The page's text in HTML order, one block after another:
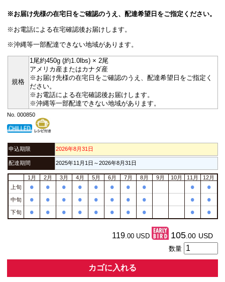
※お届け先様の在宅日をご確認のうえ、配達希望日をご指定ください。
※お電話による在宅確認後お届けします。
※沖縄等一部配達できない地域があります。
規格
1尾約450g (約1.0lbs) × 2尾
アメリカ産またはカナダ産
※お届け先様の在宅日をご確認のうえ、配達希望日をご指定く
ださい。
※お電話による在宅確認後お届けします。
※沖縄等一部配達できない地域があります。
No. 000850
申込期限 2026年8月31日
配達期間 2025年11月1日～2026年8月31日
1月 2月 3月 4月 5月 6月 7月 8月 9月 10月 11月
12月
上旬
• • • • • • • • • •
中旬 • • • • • • • • • •
下旬 • • • • • • • • • •
119.00 USD 105.00 USD
数量
カゴに入れる